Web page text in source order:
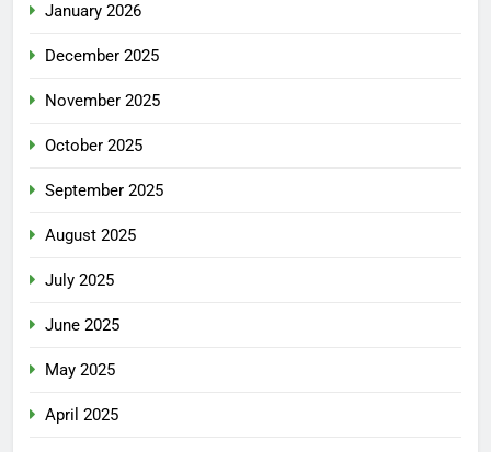
January 2026
December 2025
November 2025
October 2025
September 2025
August 2025
July 2025
June 2025
May 2025
April 2025